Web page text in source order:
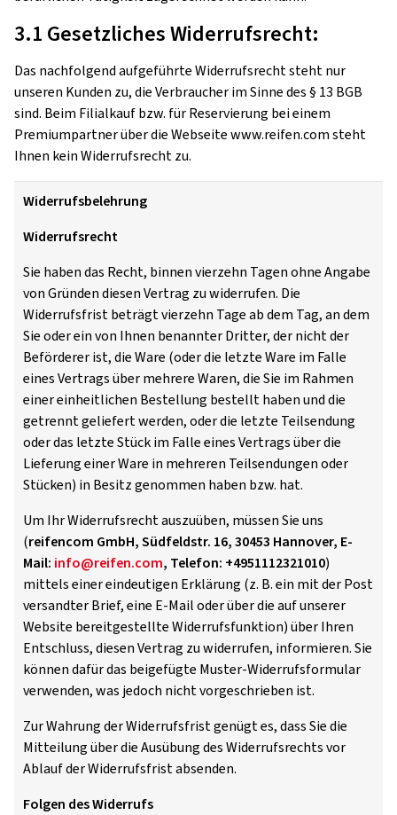
3.1 Gesetzliches Widerrufsrecht:
Das nachfolgend aufgeführte Widerrufsrecht steht nur
unseren Kunden zu, die Verbraucher im Sinne des § 13 BGB
sind. Beim Filialkauf bzw. für Reservierung bei einem
Premiumpartner über die Webseite www.reifen.com steht
Ihnen kein Widerrufsrecht zu.
Widerrufsbelehrung
Widerrufsrecht
Sie haben das Recht, binnen vierzehn Tagen ohne Angabe
von Gründen diesen Vertrag zu widerrufen. Die
Widerrufsfrist beträgt vierzehn Tage ab dem Tag, an dem
Sie oder ein von Ihnen benannter Dritter, der nicht der
Beförderer ist, die Ware (oder die letzte Ware im Falle
eines Vertrags über mehrere Waren, die Sie im Rahmen
einer einheitlichen Bestellung bestellt haben und die
getrennt geliefert werden, oder die letzte Teilsendung
oder das letzte Stück im Falle eines Vertrags über die
Lieferung einer Ware in mehreren Teilsendungen oder
Stücken) in Besitz genommen haben bzw. hat.
Um Ihr Widerrufsrecht auszuüben, müssen Sie uns
(reifencom GmbH, Südfeldstr. 16, 30453 Hannover, E-
Mail: info@reifen.com, Telefon: +4951112321010)
mittels einer eindeutigen Erklärung (z. B. ein mit der Post
versandter Brief, eine E-Mail oder über die auf unserer
Website bereitgestellte Widerrufsfunktion) über Ihren
Entschluss, diesen Vertrag zu widerrufen, informieren. Sie
können dafür das beigefügte Muster-Widerrufsformular
verwenden, was jedoch nicht vorgeschrieben ist.
Zur Wahrung der Widerrufsfrist genügt es, dass Sie die
Mitteilung über die Ausübung des Widerrufsrechts vor
Ablauf der Widerrufsfrist absenden.
Folgen des Widerrufs